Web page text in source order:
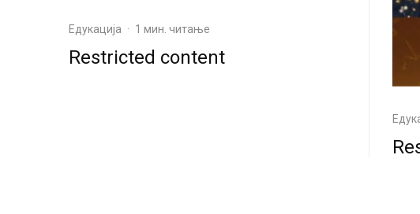
Едукација · 1 мин. читање
Restricted content